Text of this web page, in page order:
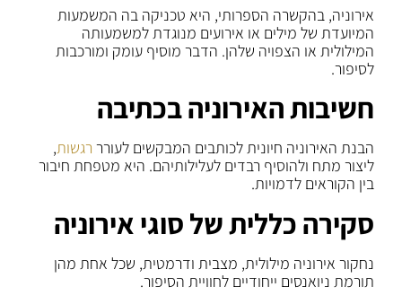
אירוניה, בהקשרה הספרותי, היא טכניקה בה המשמעות
המיועדת של מילים או אירועים מנוגדת למשמעותה
המילולית או הצפויה שלהן. הדבר מוסיף עומק ומורכבות
לסיפור.
חשיבות האירוניה בכתיבה
הבנת האירוניה חיונית לכותבים המבקשים לעורר רגשות,
ליצור מתח ולהוסיף רבדים לעלילותיהם. היא מטפחת חיבור
בין הקוראים לדמויות.
סקירה כללית של סוגי אירוניה
נחקור אירוניה מילולית, מצבית ודרמטית, שכל אחת מהן
תורמת ניואנסים ייחודיים לחוויית הסיפור.